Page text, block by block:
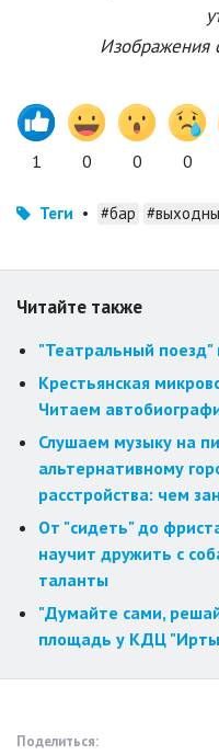
Изображения
1 0 0 0
Теги • #бар
Читайте также
"Театральный
Крестьянская
Читаем
Слушаем музыку на
альтернативному
расстройства: чем
От "сидеть" до
научит дружить с
таланты
"Думайте сами,
площадь у КДЦ
Поделиться: